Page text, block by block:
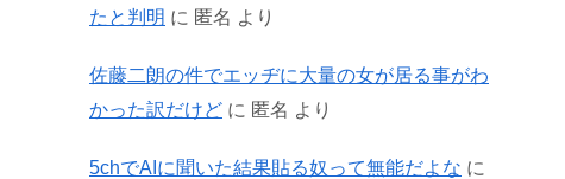
たと判明 に 匿名 より
佐藤二朗の件でエッヂに大量の女が居る事がわ
かった訳だけど に 匿名 より
5chでAIに聞いた結果貼る奴って無能だよな に